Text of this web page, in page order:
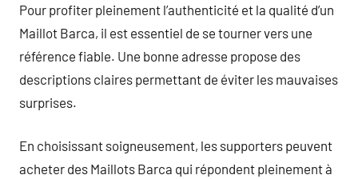
Pour profiter pleinement l’authenticité et la qualité d’un
Maillot Barca, il est essentiel de se tourner vers une
référence fiable. Une bonne adresse propose des
descriptions claires permettant de éviter les mauvaises
surprises.
En choisissant soigneusement, les supporters peuvent
acheter des Maillots Barca qui répondent pleinement à